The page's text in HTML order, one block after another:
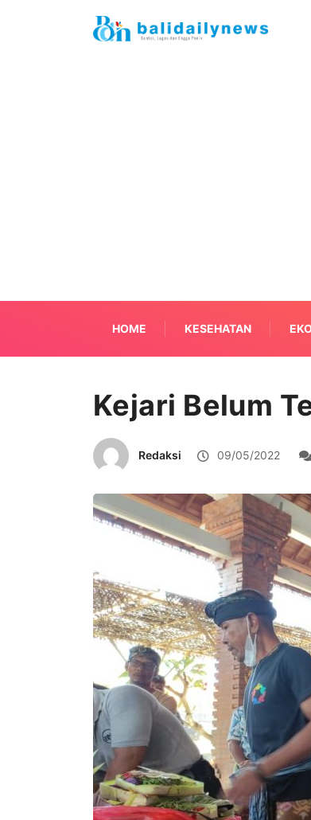
HOME KESEHATAN
Kejari Belum
Redaksi 09/05/2022